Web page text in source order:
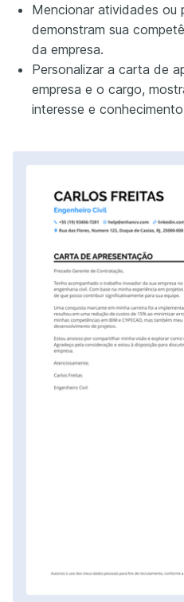
Mencionar atividades ou
demonstram sua
da empresa.
Personalizar a carta de
empresa e o cargo,
interesse e